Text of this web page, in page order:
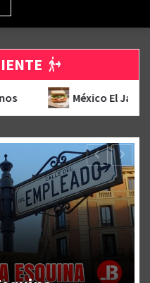
Del Sándwich